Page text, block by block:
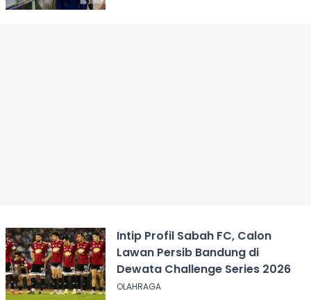
Intip Profil Sabah FC, Calon
Lawan Persib Bandung di
Dewata Challenge Series 2026
OLAHRAGA